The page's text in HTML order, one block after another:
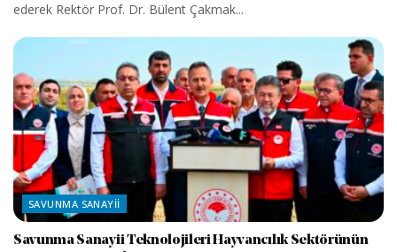
ederek Rektör Prof. Dr. Bülent Çakmak...
SAVUNMA SANAYII
Savunma Sanayii Teknolojileri Hayvancılık Sektörünün